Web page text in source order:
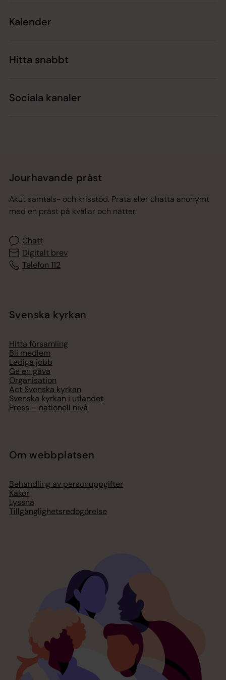
Kalender
Hitta snabbt
Sociala kanaler
Jourhavande präst
Akut samtals- och krisstöd. Prata eller chatta anonymt
med en präst på kvällar och nätter.
Chatt
Digitalt brev
Telefon 112
Svenska kyrkan
Hitta församling
Bli medlem
Lediga jobb
Ge en gåva
Organisation
Act Svenska kyrkan
Svenska kyrkan i utlandet
Press – nationell nivå
Om webbplatsen
Behandling av personuppgifter
Kakor
Lyssna
Tillgänglighetsredogörelse